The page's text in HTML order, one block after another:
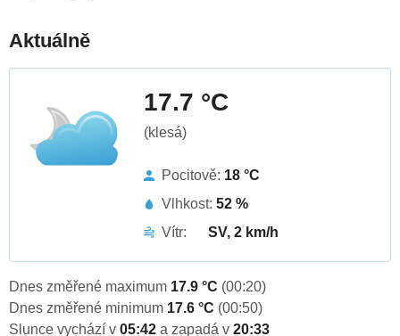
Aktuálně
17.7 °C
(klesá)
Pocitově: 18 °C
Vlhkost: 52 %
Vítr:
SV, 2 km/h
Dnes změřené maximum 17.9 °C (00:20)
Dnes změřené minimum 17.6 °C (00:50)
Slunce vychází v 05:42 a zapadá v 20:33